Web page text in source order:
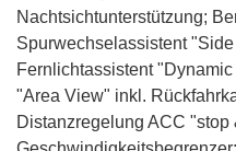
Nachtsichtunterstützung;
Spurwechselassistent
Fernlichtassistent
"Area View" inkl.
Distanzregelung ACC "stop